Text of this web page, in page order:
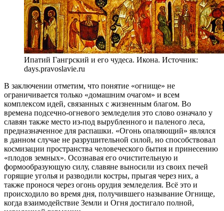
Ипатий Гангрский и его чудеса. Икона. Источник:
days.pravoslavie.ru
В заключении отметим, что понятие «огнище» не
ограничивается только «домашним очагом» и всем
комплексом идей, связанных с жизненным благом. Во
времена подсечно-огневого земледелия это слово означало у
славян также место из-под вырубленного и паленого леса,
предназначенное для распашки. «Огонь опаляющий» являлся
в данном случае не разрушительной силой, но способствовал
космизации пространства человеческого бытия и принесению
«плодов земных». Осознавая его очистительную и
формообразующую силу, славяне выносили из своих печей
горящие уголья и разводили костры, прыгая через них, а
также пронося через огонь орудия земледелия. Всё это и
происходило во время дня, получившего называние Огнище,
когда взаимодействие Земли и Огня достигало полной,